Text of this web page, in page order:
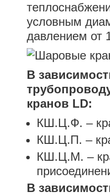
условным
давлением
В
кранов LD:
КШ.Ц.Ф. –
КШ.Ц.П. –
КШ.Ц.М. –
В